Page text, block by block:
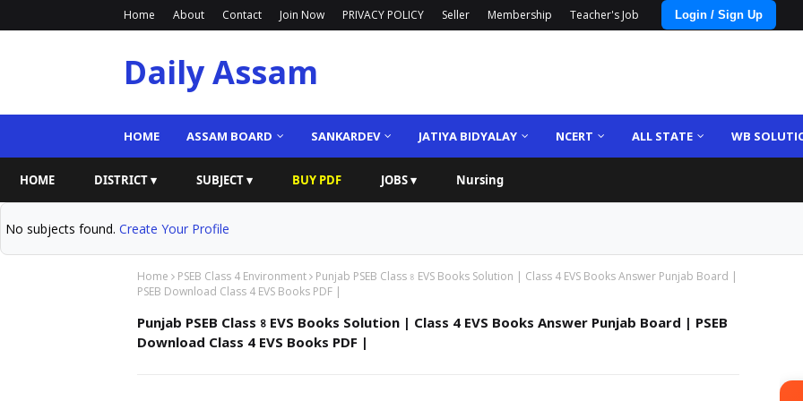
Home About Contact Join Now PRIVACY POLICY Seller Membership Teacher's Job Login / Sign Up
Daily Assam
HOME ASSAM BOARD SANKARDEV JATIYA BIDYALAY NCERT ALL STATE WB
HOME DISTRICT ▾ SUBJECT ▾ BUY PDF JOBS ▾ Nursing
No subjects found. Create Your Profile
Home PSEB Class 4 Environment
Punjab PSEB Class ৪ EVS Books Solution | Class 4 EVS Books Answer Punjab Board |
PSEB Download Class 4 EVS Books PDF |
Punjab PSEB Class ৪ EVS Books Solution | Class 4 EVS Books Answer Punjab Board | PSEB
Download Class 4 EVS Books PDF |